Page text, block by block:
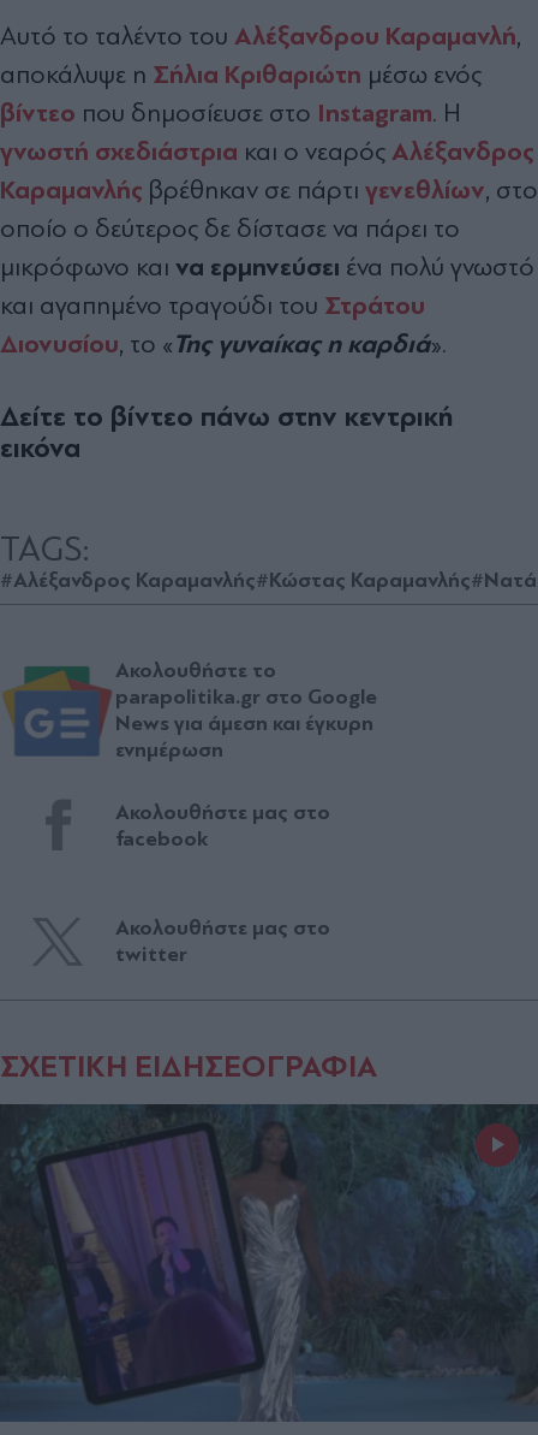
Αυτό το ταλέντο του Αλέξανδρου Καραμανλή,
αποκάλυψε η Σήλια Κριθαριώτη μέσω ενός
βίντεο που δημοσίευσε στο Instagram. Η
γνωστή σχεδιάστρια και ο νεαρός Αλέξανδρος
Καραμανλής βρέθηκαν σε πάρτι γενεθλίων, στο
οποίο ο δεύτερος δε δίστασε να πάρει το
μικρόφωνο και να ερμηνεύσει ένα πολύ γνωστό
και αγαπημένο τραγούδι του Στράτου
Διονυσίου, το «Της γυναίκας η καρδιά».
Δείτε το βίντεο πάνω στην κεντρική
εικόνα
TAGS:
#Αλέξανδρος Καραμανλής#Κώστας Καραμανλής
Ακολουθήστε το
parapolitika.gr στο Google
News για άμεση και έγκυρη
ενημέρωση
Ακολουθήστε μας στο
facebook
Ακολουθήστε μας στο
twitter
ΣΧΕΤΙΚΗ ΕΙΔΗΣΕΟΓΡΑΦΙΑ